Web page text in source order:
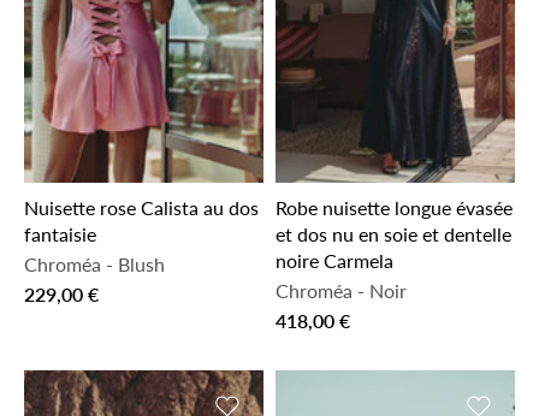
Nuisette rose Calista au dos
fantaisie
Chroméa - Blush
229,00 €
Robe nuisette longue évasée
et dos nu en soie et dentelle
noire Carmela
Chroméa - Noir
418,00 €
Ajouter à la liste de souhaitsAjouter